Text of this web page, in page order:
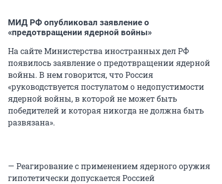
МИД РФ опубликовал заявление о
«предотвращении ядерной войны»
На сайте Министерства иностранных дел РФ
появилось заявление о предотвращении ядерной
войны. В нем говорится, что Россия
«руководствуется постулатом о недопустимости
ядерной войны, в которой не может быть
победителей и которая никогда не должна быть
развязана».
— Реагирование с применением ядерного оружия
гипотетически допускается Россией